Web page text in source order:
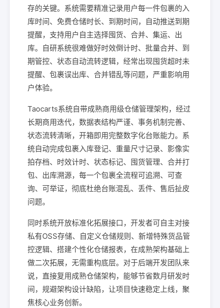
存的关键。系统需要精准记录用户每一件包裹的入
库时间、免费仓储时长、到期时间，自动推送到期
提醒，支持用户自主选择囤货、合并、集运、出
库。自研系统很难做好时效倒计时、批量合并、到
期管控、状态自动流转逻辑，经常出现囤货超时未
提醒、包裹误出库、合并错乱等问题，严重影响用
户体验。
Taocarts系统自带成熟商用级仓储管理架构，经过
长期商用迭代，数据表结构严谨、事务机制完善、
状态流转清晰，开箱即用完整数字化台账能力。系
统自动完成包裹入库登记、重量尺寸记录、影像实
拍存档、时效计时、状态标记、囤货管理、合并打
包、出库溯源，每一个包裹全流程可追溯、可查
询、可举证，彻底杜绝台账混乱、丢件、售后扯皮
问题。
同时系统开放标准化拓展接口，开发者可自主对接
私有OSS存储、自定义仓储规则、新增特殊货品管
控逻辑、搭建个性化仓储报表，在成熟架构基础上
做二次拓展，无需重构底层。对于后端开发团队来
说，直接复用成熟仓储架构，能够节省数月研发时
间，规避架构设计缺陷，让项目快速稳定上线，聚
焦核心业务创新。